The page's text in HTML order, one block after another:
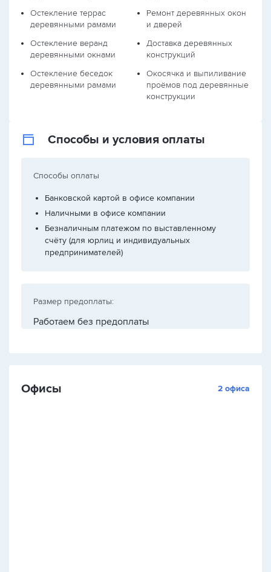
Остекление террас
деревянными рамами
Остекление веранд
деревянными окнами
Остекление беседок
деревянными рамами
Ремонт деревянных окон
и дверей
Доставка деревянных
конструкций
Окосячка и выпиливание
проёмов под деревянные
конструкции
Способы и условия оплаты
Способы оплаты
Банковской картой в офисе компании
Наличными в офисе компании
Безналичным платежом по выставленному
счёту (для юрлиц и индивидуальных
предпринимателей)
Размер предоплаты:
Работаем без предоплаты
Офисы 2 офиса